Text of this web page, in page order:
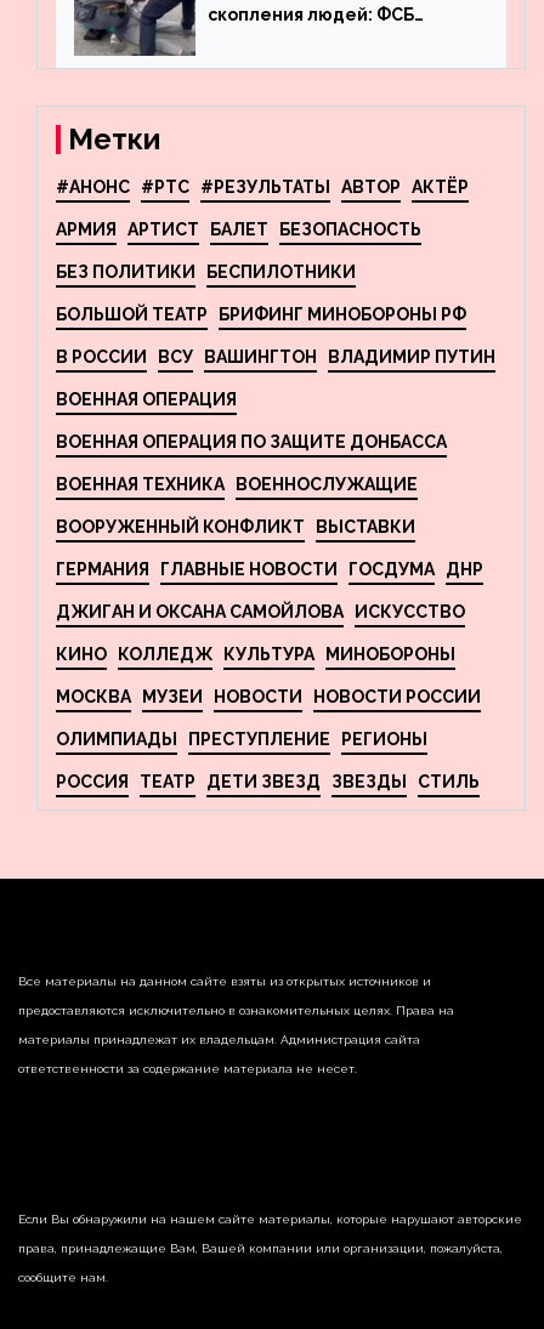
скопления людей: ФСБ
террористов, планировавших
Метки
#АНОНС #РТС #РЕЗУЛЬТАТЫ АВТОР АКТЁР
АРМИЯ АРТИСТ БАЛЕТ БЕЗОПАСНОСТЬ
БЕЗ ПОЛИТИКИ БЕСПИЛОТНИКИ
БОЛЬШОЙ ТЕАТР БРИФИНГ МИНОБОРОНЫ РФ
В РОССИИ ВСУ ВАШИНГТОН ВЛАДИМИР ПУТИН
ВОЕННАЯ ОПЕРАЦИЯ
ВОЕННАЯ ОПЕРАЦИЯ ПО ЗАЩИТЕ ДОНБАССА
ВОЕННАЯ ТЕХНИКА ВОЕННОСЛУЖАЩИЕ
ВООРУЖЕННЫЙ КОНФЛИКТ ВЫСТАВКИ
ГЕРМАНИЯ ГЛАВНЫЕ НОВОСТИ ГОСДУМА ДНР
ДЖИГАН И ОКСАНА САМОЙЛОВА ИСКУССТВО
КИНО КОЛЛЕДЖ КУЛЬТУРА МИНОБОРОНЫ
МОСКВА МУЗЕИ НОВОСТИ НОВОСТИ РОССИИ
ОЛИМПИАДЫ ПРЕСТУПЛЕНИЕ РЕГИОНЫ
РОССИЯ ТЕАТР ДЕТИ ЗВЕЗД ЗВЕЗДЫ СТИЛЬ
Все материалы на данном сайте взяты из открытых источников и
предоставляются исключительно в ознакомительных целях. Права на
материалы принадлежат их владельцам. Администрация сайта
ответственности за содержание материала не несет.
Если Вы обнаружили на нашем сайте материалы, которые нарушают авторские
права, принадлежащие Вам, Вашей компании или организации, пожалуйста,
сообщите нам.